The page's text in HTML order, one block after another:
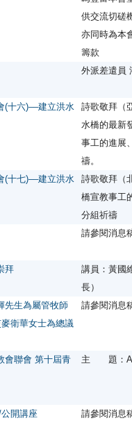
供交流切磋
亦同時為本
籌款
外派差遣員
(十六)––建立洪水
詩歌敬拜（
水橋的最新
事工的進展
禱。
(十七)––建立洪水
詩歌敬拜（
橋宣教事工
分組祈禱
請參閱消息
拜
講員：黃國
長）
先生為屬管牧師
衛華女士為總議
請參閱消息
會聯會 第十屆青
主 題：
開講座
請參閱消息